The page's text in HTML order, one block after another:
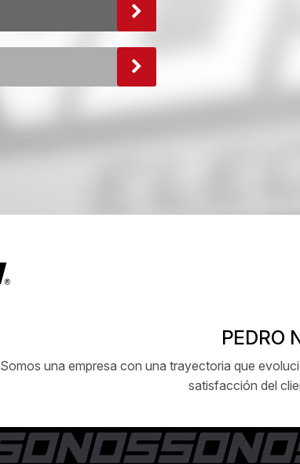
PEDRO
Somos una empresa con una trayectoria que
satisfacción del